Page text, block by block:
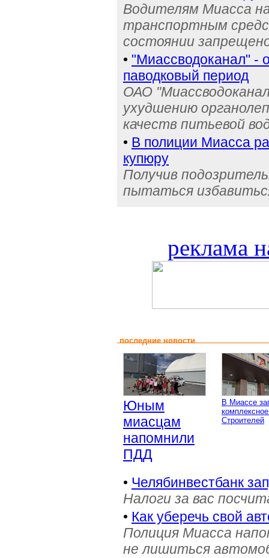
Водителям Миасса
транспортным
состоянии
• "Миассводоканал" -
паводковый период
ОАО
ухудшению
качеств питьевой
• В полиции Миасса
купюру
Получив
пытаться
реклама
последние новости
Юным
миасцам
напомнили
ПДД
В Миассе
Строителей
• Челябинвестбанк
Налоги за вас
• Как уберечь свой
Полиция Миасса
не лишиться